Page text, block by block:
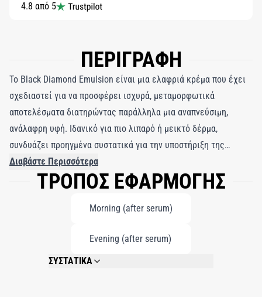
4.8 από 5
ΠΕΡΙΓΡΑΦΗ
Το Black Diamond Emulsion είναι μια ελαφριά κρέμα που έχει
σχεδιαστεί για να προσφέρει ισχυρά, μεταμορφωτικά
αποτελέσματα διατηρώντας παράλληλα μια αναπνεύσιμη,
ανάλαφρη υφή. Ιδανικό για πιο λιπαρό ή μεικτό δέρμα,
συνδυάζει προηγμένα συστατικά για την υποστήριξη της
αναγέννησης του δέρματος και την ενίσχυση της λάμψης. Με
σύνθεση με NovoRetin™, μια εναλλακτική ρετινόλης φυτικής
βελτιστοποίηση της παροχής ενεργών συστατικών βαθιά στο
προάγει την παραγωγή κολλαγόνου, βελτιώνει την
ελαστικότητα και ενισχύει τη φυσική άμυνα του δέρματος. Με
Διαβάστε Περισσότερα
ΤΡΟΠΟΣ ΕΦΑΡΜΟΓΗΣ
Morning (after serum)
Evening (after serum)
ΣΥΣΤΑΤΙΚΑ